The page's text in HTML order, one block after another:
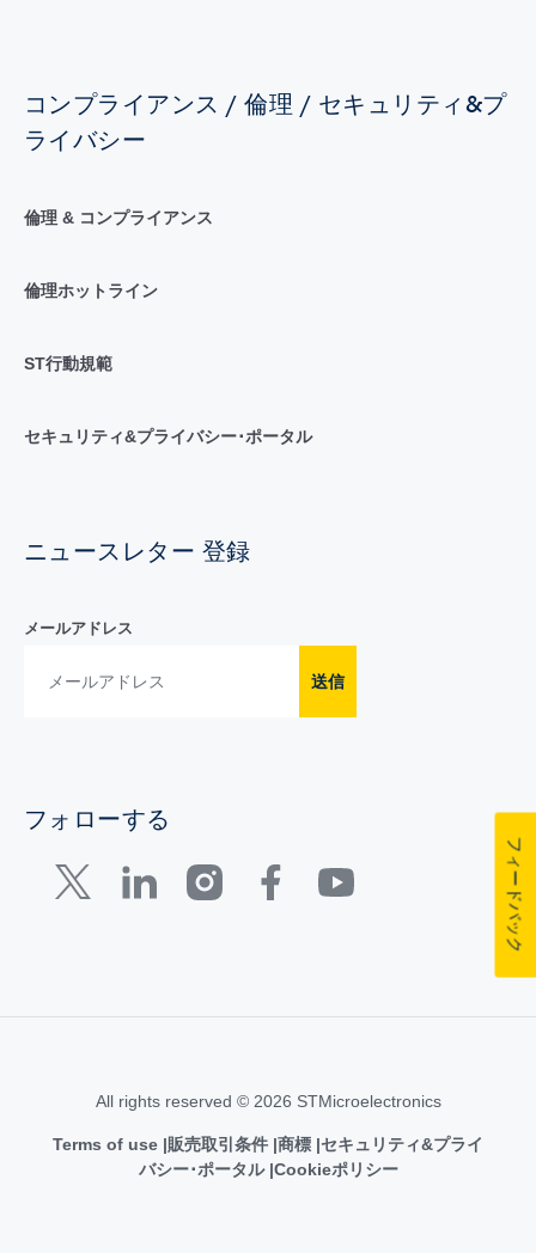
コンプライアンス / 倫理 / セキュリティ&プ
ライバシー
倫理 & コンプライアンス
倫理ホットライン
ST行動規範
セキュリティ&プライバシー･ポータル
ニュースレター 登録
メールアドレス
送信
フォローする
All rights reserved © 2026 STMicroelectronics
Terms of use 販売取引条件 商標 セキュリティ&プライ
バシー･ポータル Cookieポリシー
フィードバック